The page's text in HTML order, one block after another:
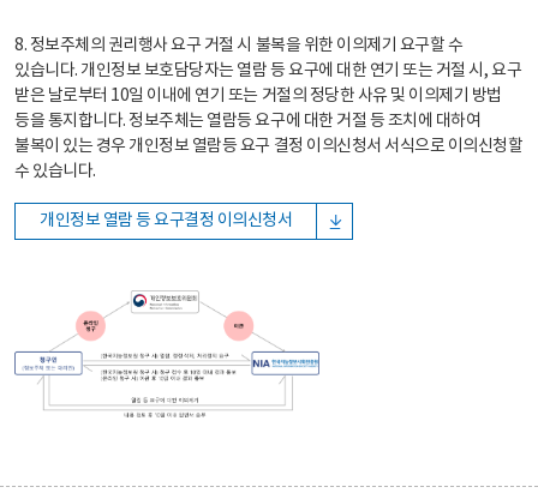
8. 정보주체의 권리행사 요구 거절 시 불복을 위한 이의제기 요구할 수
있습니다. 개인정보 보호담당자는 열람 등 요구에 대한 연기 또는 거절 시, 요구
받은 날로부터 10일 이내에 연기 또는 거절의 정당한 사유 및 이의제기 방법
등을 통지합니다. 정보주체는 열람등 요구에 대한 거절 등 조치에 대하여
불복이 있는 경우 개인정보 열람등 요구 결정 이의신청서 서식으로 이의신청할
수 있습니다.
개인정보 열람 등 요구결정 이의신청서